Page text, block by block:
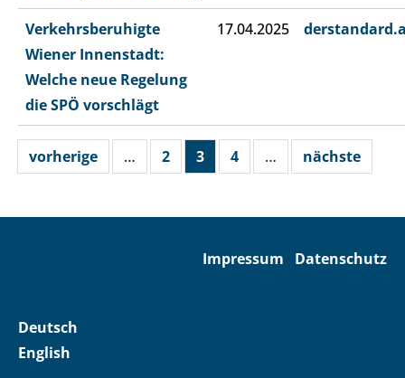
Verkehrsberuhigte
Wiener Innenstadt:
Welche neue Regelung
die SPÖ vorschlägt
17.04.2025
vorherige … 2 3 4 … nächste
Impressum Datenschutz
Deutsch
English